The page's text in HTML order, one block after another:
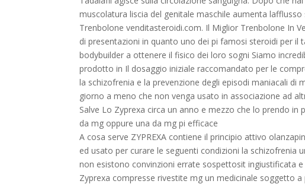
muscolatura liscia del genitale maschile aumenta
Trenbolone venditasteroidi.com. Il Miglior Trenbolone In
di presentazioni in quanto uno dei pi famosi steroidi per
bodybuilder a ottenere il fisico dei loro sogni Siamo
prodotto in Il dosaggio iniziale raccomandato per le
la schizofrenia e la prevenzione degli episodi maniacali
giorno a meno che non venga usato in associazione ad
Salve Lo Zyprexa circa un anno e mezzo che lo prendo
da mg oppure una da mg pi efficace
A cosa serve ZYPREXA contiene il principio attivo
ed usato per curare le seguenti condizioni la
non esistono convinzioni errate sospettosit ingiustificata
Zyprexa compresse rivestite mg un medicinale soggetto